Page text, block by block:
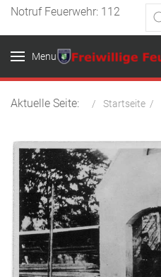
Notruf Feuerwehr: 112
Menu
Aktuelle Seite: Startseite